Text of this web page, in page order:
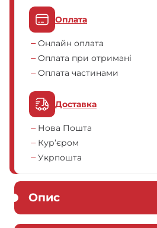
Оплата
Онлайн оплата
Оплата при отримані
Оплата частинами
Доставка
Нова Пошта
Кур’єром
Укрпошта
Опис